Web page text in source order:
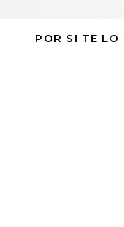
POR SI TE LO